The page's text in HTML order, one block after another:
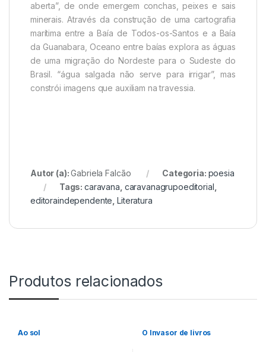
aberta”, de onde emergem conchas, peixes e sais
minerais. Através da construção de uma cartografia
marítima entre a Baía de Todos-os-Santos e a Baía
da Guanabara, Oceano entre baías explora as águas
de uma migração do Nordeste para o Sudeste do
Brasil. “água salgada não serve para irrigar”, mas
constrói imagens que auxiliam na travessia.
Autor (a):Gabriela Falcão Categoria: poesia
Tags:caravana caravanagrupoeditorial
editoraindependente ,Literatura
Produtos relacionados
Ao sol O Invasor de livros